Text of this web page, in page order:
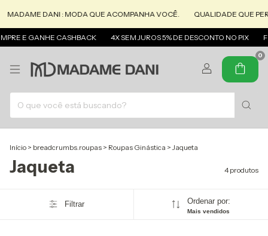
DANI : MODA QUE ACOMPANHA VOCÊ. QUALIDADE QUE
GANHE CASHBACK 4X SEM JUROS 5% DE DESCONTO NO PIX FRETE
0
Início > breadcrumbs.roupas > Roupas Ginástica > Jaqueta
Jaqueta 4 produtos
Filtrar Ordenar por:
Mais vendidos